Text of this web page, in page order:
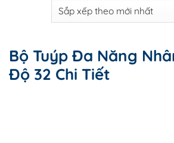
Bộ Tuýp Đa Năng
Độ 32 Chi Tiết